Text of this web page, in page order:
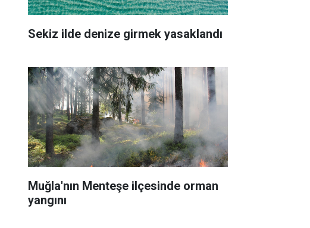
Sekiz ilde denize girmek yasaklandı
Muğla'nın Menteşe ilçesinde orman
yangını